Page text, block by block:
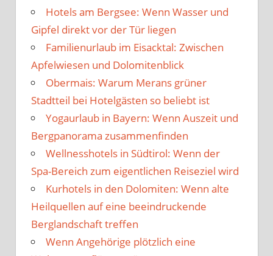
Hotels am Bergsee: Wenn Wasser und
Gipfel direkt vor der Tür liegen
Familienurlaub im Eisacktal: Zwischen
Apfelwiesen und Dolomitenblick
Obermais: Warum Merans grüner
Stadtteil bei Hotelgästen so beliebt ist
Yogaurlaub in Bayern: Wenn Auszeit und
Bergpanorama zusammenfinden
Wellnesshotels in Südtirol: Wenn der
Spa-Bereich zum eigentlichen Reiseziel wird
Kurhotels in den Dolomiten: Wenn alte
Heilquellen auf eine beeindruckende
Berglandschaft treffen
Wenn Angehörige plötzlich eine